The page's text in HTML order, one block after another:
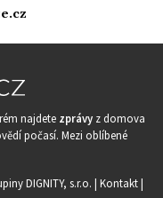
najdete zprávy z domova
počasí. Mezi oblíbené
DIGNITY, s.r.o. | Kontakt|